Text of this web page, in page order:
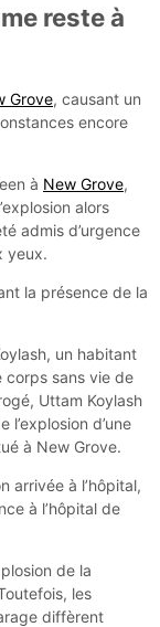
reste à
Grove, causant un
encore
à New Grove,
alors
admis d’urgence
yeux.
la présence de la
un habitant
corps sans vie de
Uttam Koylash
d’une
à New Grove.
arrivée à l’hôpital,
à l’hôpital de
de la
les
diffèrent